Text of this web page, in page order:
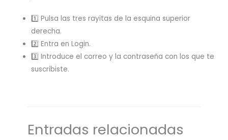
1️⃣ Pulsa las tres rayitas de la esquina superior
derecha.
2️⃣ Entra en Login.
3️⃣ Introduce el correo y la contraseña con los que te
suscribiste.
Entradas relacionadas